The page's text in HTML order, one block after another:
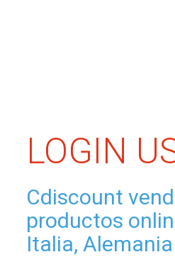
LOGIN
Cdiscount
productos
Italia,